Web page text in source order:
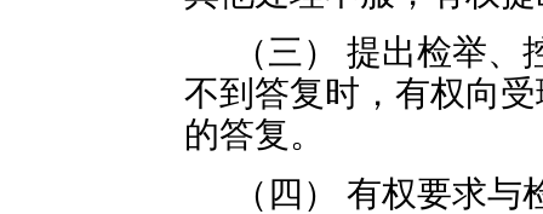
（三） 提出检举
不到答复时，有权向
的答复。
（四） 有权要求